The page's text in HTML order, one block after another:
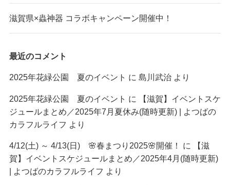
滋賀県×蟲神器 コラボキャンペーン開催中！
最近のコメント
2025年花緑公園 夏のイベント に 島川武治より
2025年花緑公園 夏のイベント に
【滋賀】イベントスケ
ジュールまとめ／2025年7月夏休み(随時更新) | よつばの
カラフルライフ より
4/12(土) ～ 4/13(日) 🌸春まつり2025🌸開催！ に
【滋
賀】イベントスケジュールまとめ／2025年4月(随時更新)
| よつばのカラフルライフ より